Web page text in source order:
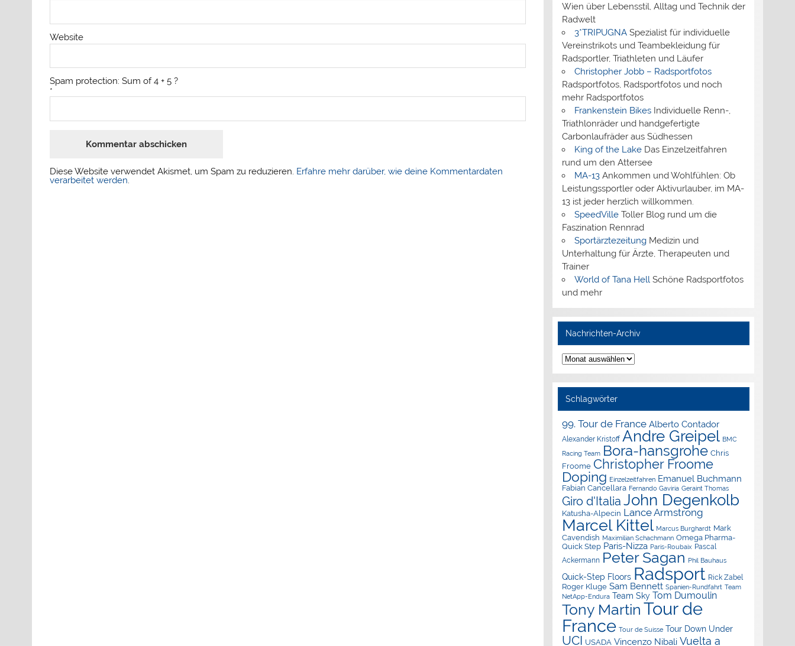
Website
Spam protection: Sum of 4 + 5 ?
*
Diese Website verwendet Akismet, um Spam zu reduzieren. Erfahre mehr darüber, wie deine Kommentardaten
verarbeitet werden.
Wien über Lebensstil, Alltag und Technik der
Radwelt
3*TRIPUGNASpezialist für individuelle
Vereinstrikots und Teambekleidung für
Radsportler, Triathleten und Läufer
Christopher Jobb – Radsportfotos
Radsportfotos, Radsportfotos und noch
mehr Radsportfotos
Frankenstein BikesIndividuelle Renn-,
Triathlonräder und handgefertigte
Carbonlaufräder aus Südhessen
King of the LakeDas Einzelzeitfahren
rund um den Attersee
MA-13Ankommen und Wohlfühlen: Ob
Leistungssportler oder Aktivurlauber, im MA-
13 ist jeder herzlich willkommen.
SpeedVilleToller Blog rund um die
Faszination Rennrad
SportärztezeitungMedizin und
Unterhaltung für Ärzte, Therapeuten und
Trainer
World of Tana Hell Schöne Radsportfotos
und mehr
Nachrichten-Archiv
Nachrichten-
Archiv
Schlagwörter
99. Tour de France Alberto Contador
Alexander Kristoff Andre Greipel BMC
Racing Team Bora-hansgrohe Chris
Froome Christopher Froome
Doping Einzelzeitfahren Emanuel Buchmann
Fabian Cancellara Fernando Gaviria Geraint Thomas
Giro d'Italia John Degenkolb
Katusha-Alpecin Lance Armstrong
Marcel Kittel Marcus Burghardt Mark
Cavendish Maximilian Schachmann Omega Pharma-
Quick Step Paris-Nizza Paris-Roubaix Pascal
Ackermann Peter Sagan Phil Bauhaus
Quick-Step Floors Radsport Rick Zabel
Roger Kluge Sam Bennett Spanien-Rundfahrt Team
NetApp-Endura Team Sky Tom Dumoulin
Tony Martin Tour de
France Tour de Suisse Tour Down Under
UCI USADA Vincenzo Nibali Vuelta a